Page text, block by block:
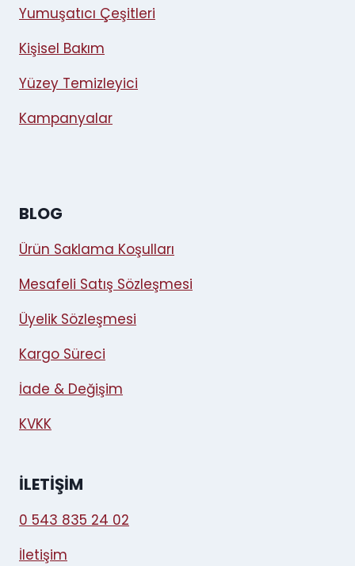
Yumuşatıcı Çeşitleri
Kişisel Bakım
Yüzey Temizleyici
Kampanyalar
BLOG
Ürün Saklama Koşulları
Mesafeli Satış Sözleşmesi
Üyelik Sözleşmesi
Kargo Süreci
İade & Değişim
KVKK
İLETIŞIM
0 543 835 24 02
İletişim